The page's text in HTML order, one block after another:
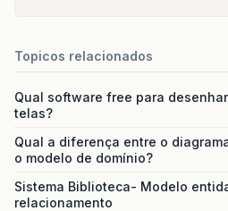
Topicos relacionados
Qual software free para
telas?
Qual a diferença entre o
o modelo de domínio?
Sistema Biblioteca- Modelo
relacionamento